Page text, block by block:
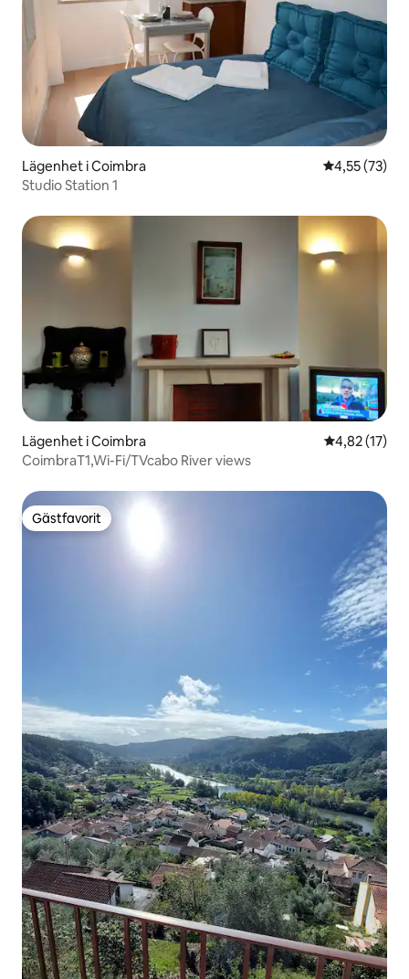
Lägenhet i Coimbra 4,55 av 5 i
4,55 (73)
Studio Station 1
Lägenhet i Coimbra 4,82 av 5 i
4,82 (17)
CoimbraT1,Wi-Fi/TVcabo River views
Gästfavorit
Gästfavorit